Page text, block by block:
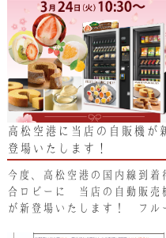
高松空港に当店の自販機が
登場いたします！
今度、高松空港の国内線到着
合ロビーに 当店の自動販売
が新登場いたします！ フル